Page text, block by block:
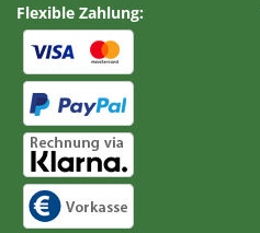
Flexible Zahlung: